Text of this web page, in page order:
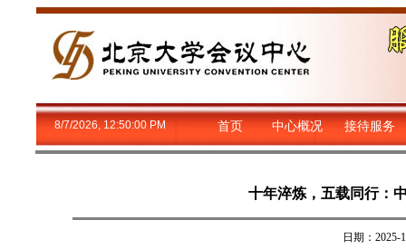
8/7/2026, 12:50:01 PM 首页 中心概况 接待服务
十年淬炼，五载同行：
日期：